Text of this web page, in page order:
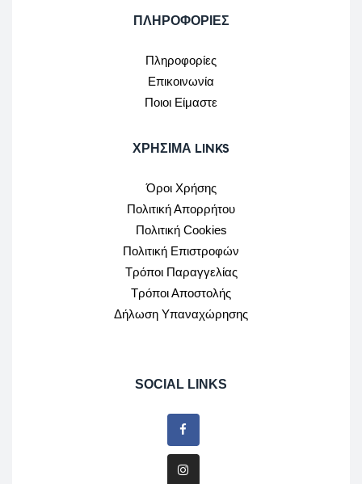
ΠΛΗΡΟΦΟΡΙΕΣ
Πληροφορίες
Επικοινωνία
Ποιοι Είμαστε
ΧΡΉΣΙΜΑ LINKS
Όροι Χρήσης
Πολιτική Απορρήτου
Πολιτική Cookies
Πολιτική Επιστροφών
Τρόποι Παραγγελίας
Τρόποι Αποστολής
Δήλωση Υπαναχώρησης
SOCIAL LINKS